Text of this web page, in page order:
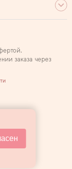
заказа через